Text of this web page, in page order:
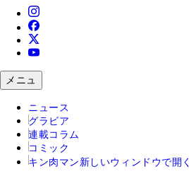
メニュ
ニュース
グラビア
連載コラム
コミック
キン肉マン 新しいウィンドウで開く